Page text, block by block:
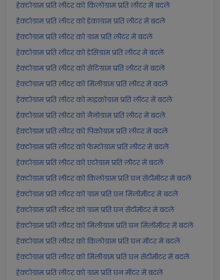
हेक्टोग्राम प्रति लीटर को किलोग्राम प्रति लीटर में बदलें
हेक्टोग्राम प्रति लीटर को डेकाग्राम प्रति लीटर में बदलें
हेक्टोग्राम प्रति लीटर को ग्राम प्रति लीटर में बदलें
हेक्टोग्राम प्रति लीटर को डेसिग्राम प्रति लीटर में बदलें
हेक्टोग्राम प्रति लीटर को सेंटिग्राम प्रति लीटर में बदलें
हेक्टोग्राम प्रति लीटर को मिलीग्राम प्रति लीटर में बदलें
हेक्टोग्राम प्रति लीटर को माइक्रोग्राम प्रति लीटर में बदलें
हेक्टोग्राम प्रति लीटर को नैनोग्राम प्रति लीटर में बदलें
हेक्टोग्राम प्रति लीटर को पिकोग्राम प्रति लीटर में बदलें
हेक्टोग्राम प्रति लीटर को फेम्टोग्राम प्रति लीटर में बदलें
हेक्टोग्राम प्रति लीटर को एटोग्राम प्रति लीटर में बदलें
हेक्टोग्राम प्रति लीटर को किलोग्राम प्रति घन सेंटीमीटर में बदलें
हेक्टोग्राम प्रति लीटर को ग्राम प्रति घन मिलीमीटर में बदलें
हेक्टोग्राम प्रति लीटर को ग्राम प्रति घन सेंटीमीटर में बदलें
हेक्टोग्राम प्रति लीटर को मिलीग्राम प्रति घन मिलीमीटर में बदलें
हेक्टोग्राम प्रति लीटर को किलोग्राम प्रति घन मीटर में बदलें
हेक्टोग्राम प्रति लीटर को मिलीग्राम प्रति घन सेंटीमीटर में बदलें
हेक्टोग्राम प्रति लीटर को ग्राम प्रति घन मीटर में बदलें